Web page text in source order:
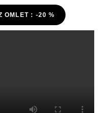
OMLET : -20 %